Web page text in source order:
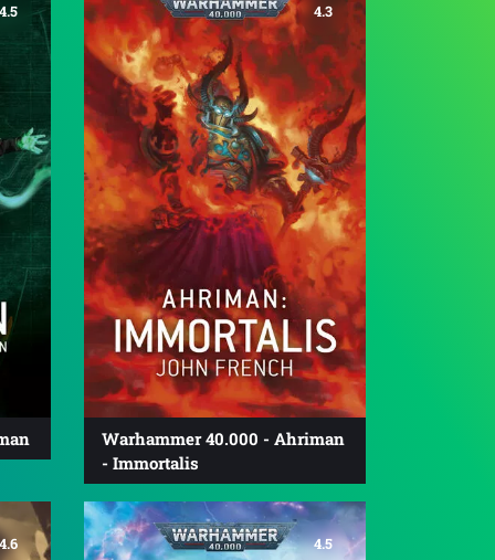
4.5 4.3
Warhammer 40.000 - Ahriman
- Immortalis
4.6 4.5